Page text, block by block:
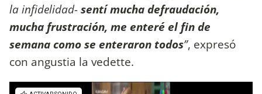
la infidelidad-sentí mucha defraudación,
mucha frustración, me enteré el fin de
semana como se enteraron todos”, expresó
con angustia la vedette.